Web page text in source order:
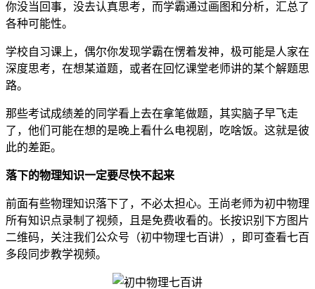
你没当回事，没去认真思考，而学霸通过画图和分析，汇总了
各种可能性。
学校自习课上，偶尔你发现学霸在愣着发神，极可能是人家在
深度思考，在想某道题，或者在回忆课堂老师讲的某个解题思
路。
那些考试成绩差的同学看上去在拿笔做题，其实脑子早飞走
了，他们可能在想的是晚上看什么电视剧，吃啥饭。这就是彼
此的差距。
落下的物理知识一定要尽快不起来
前面有些物理知识落下了，不必太担心。王尚老师为初中物理
所有知识点录制了视频，且是免费收看的。长按识别下方图片
二维码，关注我们公众号（初中物理七百讲），即可查看七百
多段同步教学视频。